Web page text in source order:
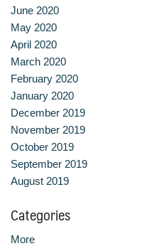
หลักสูตรอบรมฟรี (Reskill Upskill)
อาหารเพื่อสุขภาพ ดีต่อกายและใจ
อาหารไทยรสเลิศ
เรียนรู้เทคนิคอาหารนานาชาติ
เลือกหลักสูตร
โครงสร้างการบริหารงาน
โรงเรียนการเรือน
June 2020
May 2020
April 2020
March 2020
February 2020
January 2020
December 2019
November 2019
October 2019
September 2019
August 2019
Categories
More